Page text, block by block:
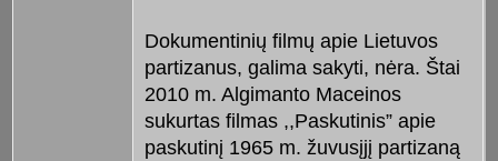
Dokumentinių filmų apie Lietuvos
partizanus, galima sakyti, nėra. Štai
2010 m. Algimanto Maceinos
sukurtas filmas ,,Paskutinis” apie
paskutinį 1965 m. žuvusįjį partizaną